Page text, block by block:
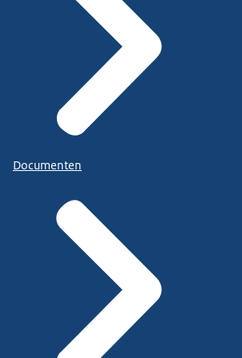
Documenten